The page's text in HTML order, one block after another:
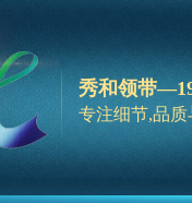
秀和领带
专注细节,品质